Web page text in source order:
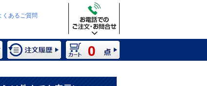
くあるご質問
0